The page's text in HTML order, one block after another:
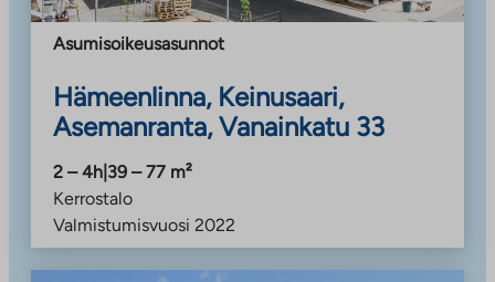
Asumisoikeusasunnot
Hämeenlinna, Keinusaari,
Asemanranta, Vanainkatu 33
2 – 4h 39 – 77 m²
Kerrostalo
Valmistumisvuosi 2022